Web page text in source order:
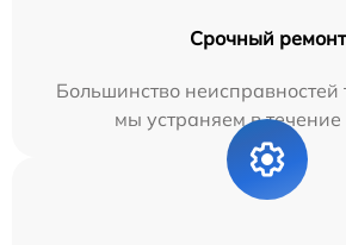
Срочный ремонт
Большинство неисправностей
мы устраняем в течение